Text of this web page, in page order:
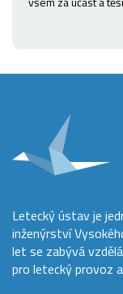
Letecký ústav je
inženýrství
let se zabývá
pro letecký provoz